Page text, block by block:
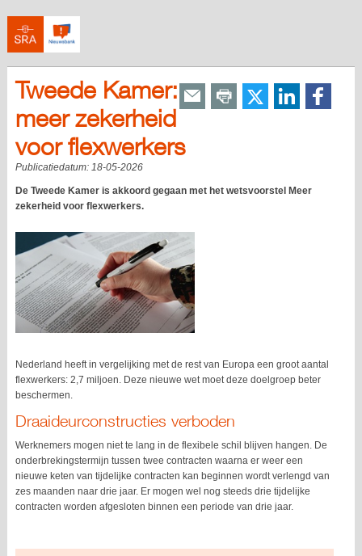
Tweede Kamer:
meer zekerheid
voor flexwerkers
Publicatiedatum: 18-05-2026
De Tweede Kamer is akkoord gegaan met het wetsvoorstel Meer
zekerheid voor flexwerkers.
Nederland heeft in vergelijking met de rest van Europa een groot aantal
flexwerkers: 2,7 miljoen. Deze nieuwe wet moet deze doelgroep beter
beschermen.
Draaideurconstructies verboden
Werknemers mogen niet te lang in de flexibele schil blijven hangen. De
onderbrekingstermijn tussen twee contracten waarna er weer een
nieuwe keten van tijdelijke contracten kan beginnen wordt verlengd van
zes maanden naar drie jaar. Er mogen wel nog steeds drie tijdelijke
contracten worden afgesloten binnen een periode van drie jaar.